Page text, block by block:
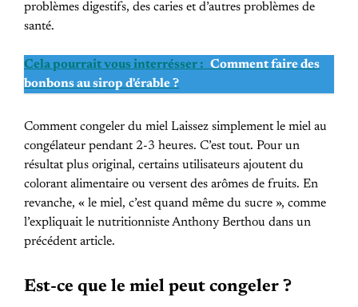
problèmes digestifs, des caries et d’autres problèmes de
santé.
Cela pourrait vous interrésser : Comment faire des
bonbons au sirop d'érable ?
Comment congeler du miel Laissez simplement le miel au
congélateur pendant 2-3 heures. C’est tout. Pour un
résultat plus original, certains utilisateurs ajoutent du
colorant alimentaire ou versent des arômes de fruits. En
revanche, « le miel, c’est quand même du sucre », comme
l’expliquait le nutritionniste Anthony Berthou dans un
précédent article.
Est-ce que le miel peut congeler ?